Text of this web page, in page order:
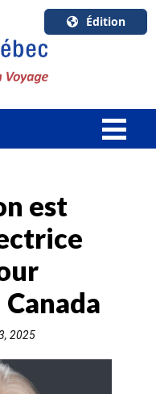
Édition
U.S.A.
English
Canada
est
2025